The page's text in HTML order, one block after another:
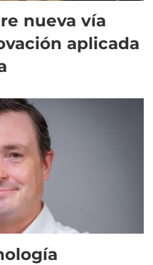
nueva vía
aplicada